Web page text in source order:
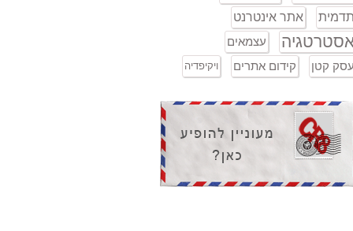
תדמית
אתר אינטרנט
עצמאים
עסק קטן
קידום אתרים ויקיפדיה